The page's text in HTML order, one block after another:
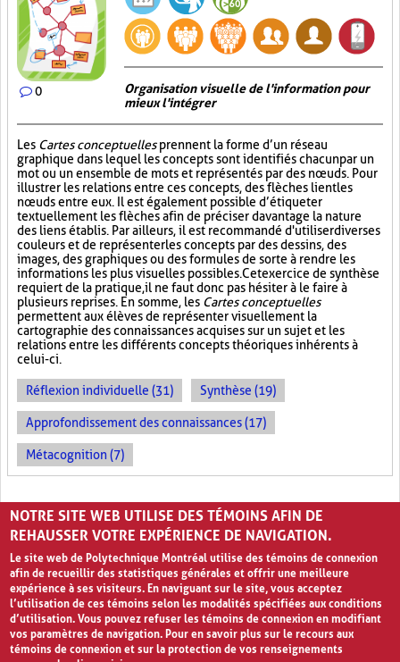
0
Organisation visuelle de l'information pour
mieux l'intégrer
Les Cartes conceptuellesprennent la forme d’un réseau
graphique dans lequel les concepts sont identifiés chacun par un
mot ou un ensemble de mots et représentés par des nœuds. Pour
illustrer les relations entre ces concepts, des flèches lient les
nœuds entre eux. Il est également possible d’étiqueter
textuellement les flèches afin de préciser davantage la nature
des liens établis. Par ailleurs, il est recommandé d'utiliser diverses
couleurs et de représenter les concepts par des dessins, des
images, des graphiques ou des formules de sorte à rendre les
informations les plus visuelles possibles. Cet exercice de synthèse
requiert de la pratique, il ne faut donc pas hésiter à le faire à
plusieurs reprises. En somme, les Cartes conceptuelles
permettent aux élèves de représenter visuellement la
cartographie des connaissances acquises sur un sujet et les
relations entre les différents concepts théoriques inhérents à
celui-ci.
Réflexion individuelle (31) Synthèse (19)
Approfondissement des connaissances (17)
Métacognition (7)
PAGES
« ‹ 1 2 3
NOTRE SITE WEB UTILISE DES TÉMOINS AFIN DE
REHAUSSER VOTRE EXPÉRIENCE DE NAVIGATION.
Le site web de Polytechnique Montréal utilise des témoins de connexion
afin de recueillir des statistiques générales et offrir une meilleure
expérience à ses visiteurs. En naviguant sur le site, vous acceptez
l’utilisation de ces témoins selon les modalités spécifiées aux conditions
d’utilisation. Vous pouvez refuser les témoins de connexion en modifiant
vos paramètres de navigation. Pour en savoir plus sur le recours aux
témoins de connexion et sur la protection de vos renseignements